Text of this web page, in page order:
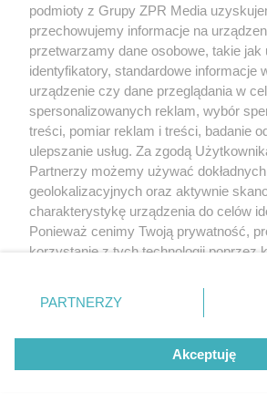
podmioty z Grupy ZPR Media
przechowujemy informacje na
przetwarzamy dane osobowe, takie jak
identyfikatory, standardowe informacje
urządzenie czy dane przeglądania w
spersonalizowanych reklam, wybór
treści, pomiar reklam i treści, badanie
ulepszanie usług. Za zgodą
Partnerzy możemy używać
geolokalizacyjnych oraz aktywnie
charakterystykę urządzenia do celów
Ponieważ cenimy Twoją prywatność,
korzystanie z tych technologii poprzez
zmienić/wycofać klikając przycisk
znajdujący się w lewym dolnym rogu
rodzaje przetwarzania danych nie
użytkownika, ale masz prawo
przetwarzaniu. Preferencje będą miały
PARTNERZY
Akceptuję